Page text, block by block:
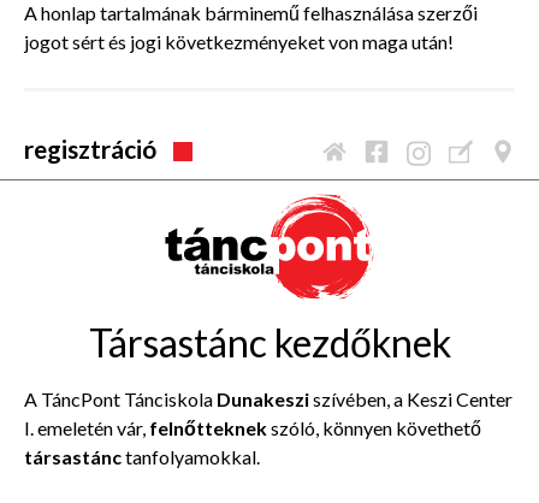
A honlap tartalmának bárminemű felhasználása szerzői
jogot sért és jogi következményeket von maga után!
regisztráció
Társastánc kezdőknek
A TáncPont Tánciskola Dunakesziszívében, a Keszi Center
I. emeletén vár, felnőtteknekszóló, könnyen követhető
társastánctanfolyamokkal.